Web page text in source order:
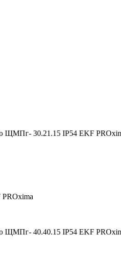
ЩМПг- 30.21.15 IP54 EKF
ЩМПг- 40.40.15 IP54 EKF